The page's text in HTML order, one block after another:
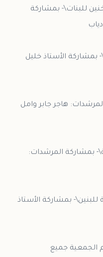
للبنات\- بمشاركة
بمشاركة الأستاذ خليل
هاجر جابر وامل
بمشاركة المرشدات:
للبنين\- بمشاركة الأستاذ
الجمعية جميع